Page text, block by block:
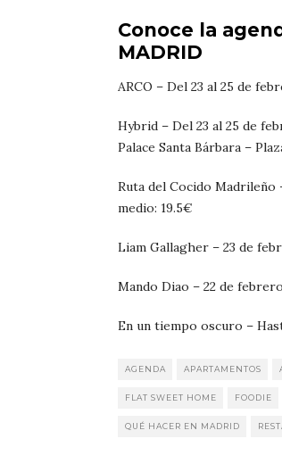
Conoce la
MADRID
ARCO – Del 23 al 25 de
Hybrid – Del 23 al 25 de
Palace Santa Bárbara –
Ruta del Cocido
medio: 19.5€
Liam Gallagher – 23 de
Mando Diao – 22 de
En un tiempo oscuro –
AGENDA APARTAMENTOS
FLAT SWEET HOME FOODIE
QUÉ HACER EN MADRID